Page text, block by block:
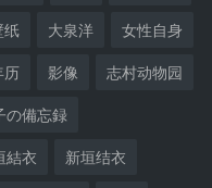
纸 大泉洋 女性自身
历 影像 志村动物园
の備忘録
結衣 新垣结衣